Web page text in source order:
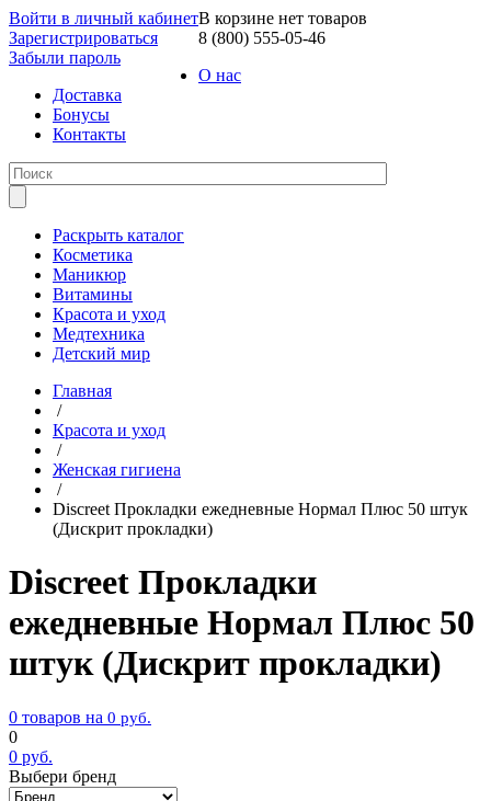
Войти в личный кабинет
Зарегистрироваться
Забыли пароль
В корзине нет товаров
8 (800) 555-05-46
О нас
Доставка
Бонусы
Контакты
Раскрыть каталог
Косметика
Маникюр
Витамины
Красота и уход
Медтехника
Детский мир
Главная
/
Красота и уход
/
Женская гигиена
/
Discreet Прокладки ежедневные Нормал Плюс 50 штук
(Дискрит прокладки)
Discreet Прокладки
ежедневные Нормал Плюс 50
штук (Дискрит прокладки)
0 товаров на 0 руб.
0
0 руб.
Выбери бренд